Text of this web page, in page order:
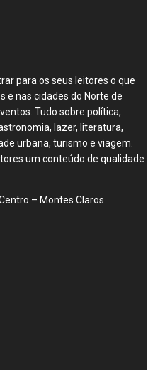
para os seus leitores o que
e nas cidades do Norte de
Tudo sobre política,
lazer, literatura,
urbana, turismo e viagem.
um conteúdo de qualidade
– Montes Claros